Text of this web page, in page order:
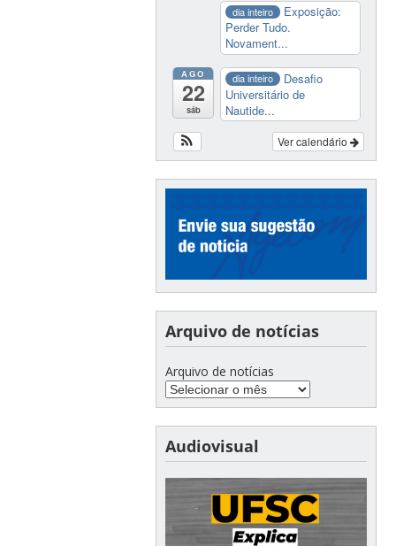
dia inteiro
Exposição:
Perder Tudo.
Novament...
AGO
22
sáb
dia inteiro
Desafio
Universitário de
Nautide...
Ver calendário
Arquivo de notícias
Arquivo de notícias
Audiovisual